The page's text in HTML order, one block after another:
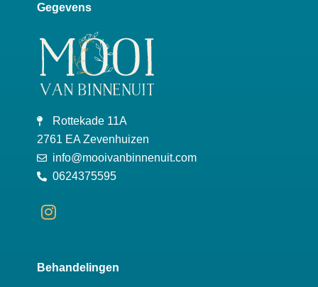
Gegevens
Rottekade 11A
2761 EA Zevenhuizen
info@mooivanbinnenuit.com
0624375595
Behandelingen